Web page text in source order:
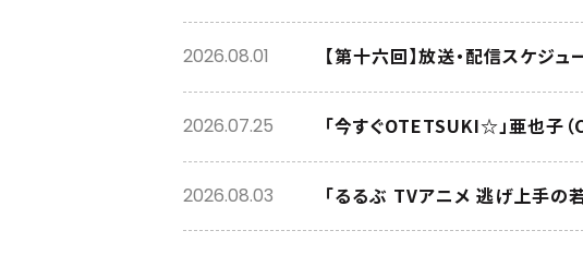
【第十六回】放送・配信スケジ
2026.08.01
「今すぐOTETSUKI☆」亜也子
2026.07.25
「るるぶ TVアニメ 逃げ上手の
2026.08.03